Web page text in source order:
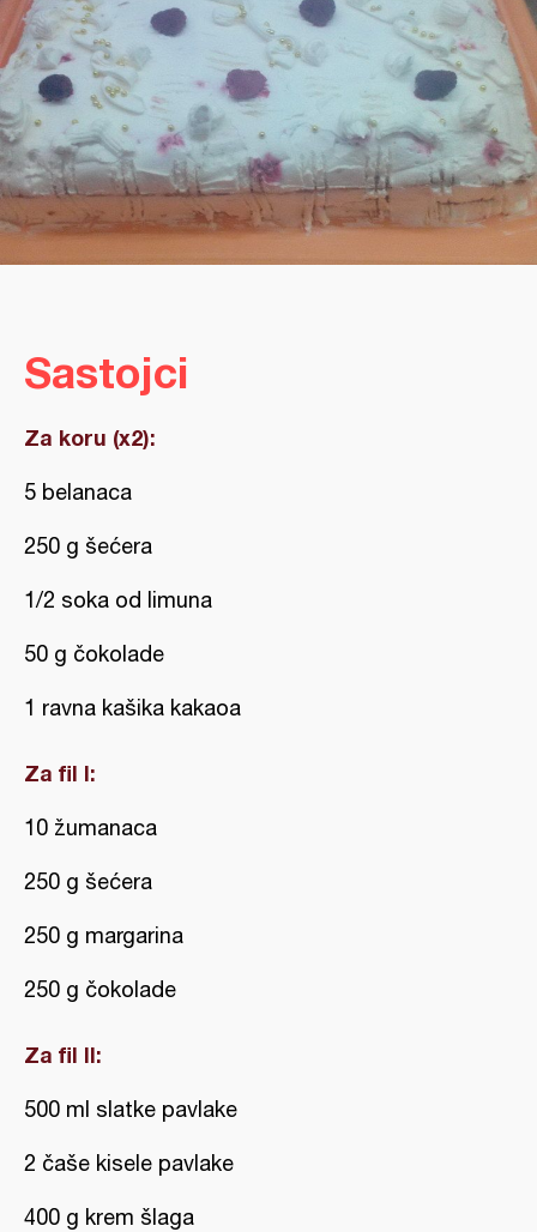
Sastojci
Za koru (x2):
5 belanaca
250 g šećera
1/2 soka od limuna
50 g čokolade
1 ravna kašika kakaoa
Za fil I:
10 žumanaca
250 g šećera
250 g margarina
250 g čokolade
Za fil II:
500 ml slatke pavlake
2 čaše kisele pavlake
400 g krem šlaga